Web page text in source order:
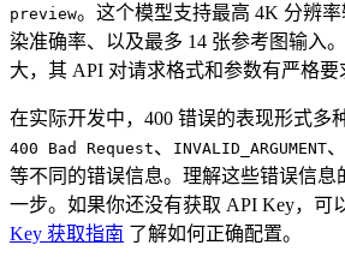
preview。这个模型支持最高 4K 分辨
染准确率、以及最多 14 张参考图输入
大，其 API 对请求格式和参数有严格要
在实际开发中，400 错误的表现形式多
400 Bad Request、 INVALID_ARGUMENT、
等不同的错误信息。理解这些错误信息
一步。如果你还没有获取 API Key，可
Key 获取指南 了解如何正确配置。